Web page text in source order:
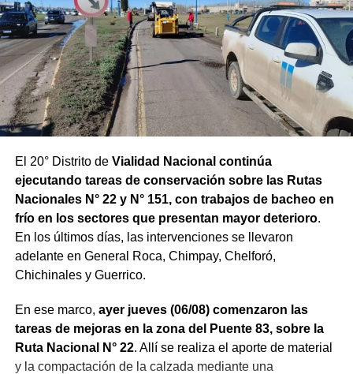
El 20° Distrito de Vialidad Nacional continúa
ejecutando tareas de conservación sobre las Rutas
Nacionales N° 22 y N° 151, con trabajos de bacheo en
frío en los sectores que presentan mayor deterioro.
En los últimos días, las intervenciones se llevaron
adelante en General Roca, Chimpay, Chelforó,
Chichinales y Guerrico.
En ese marco, ayer jueves (06/08) comenzaron las
tareas de mejoras en la zona del Puente 83, sobre la
Ruta Nacional N° 22. Allí se realiza el aporte de material
y la compactación de la calzada mediante una